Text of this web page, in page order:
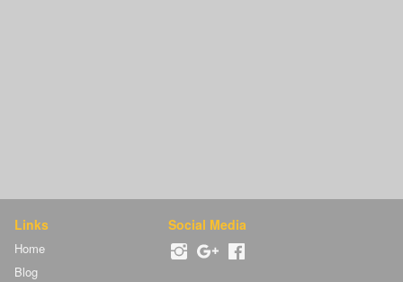
Links
Home
Blog
Social Media